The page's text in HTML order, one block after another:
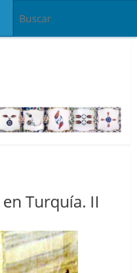
Turquía. II